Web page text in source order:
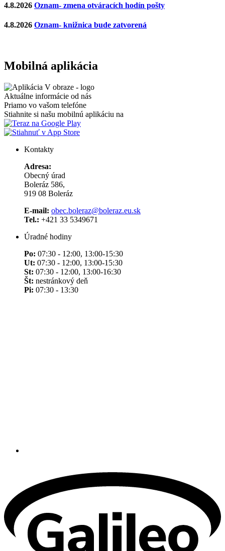
4.8.2026 Oznam- zmena otváracích hodín pošty
4.8.2026 Oznam- knižnica bude zatvorená
Mobilná aplikácia
Aktuálne informácie od nás
Priamo vo vašom telefóne
Stiahnite si našu mobilnú aplikáciu na
Kontakty
Adresa:
Obecný úrad
Boleráz 586,
919 08 Boleráz
E-mail: obec.boleraz@boleraz.eu.sk
Tel.: +421 33 5349671
Úradné hodiny
Po: 07:30 - 12:00, 13:00-15:30
Ut: 07:30 - 12:00, 13:00-15:30
St: 07:30 - 12:00, 13:00-16:30
Št: nestránkový deň
Pi: 07:30 - 13:30